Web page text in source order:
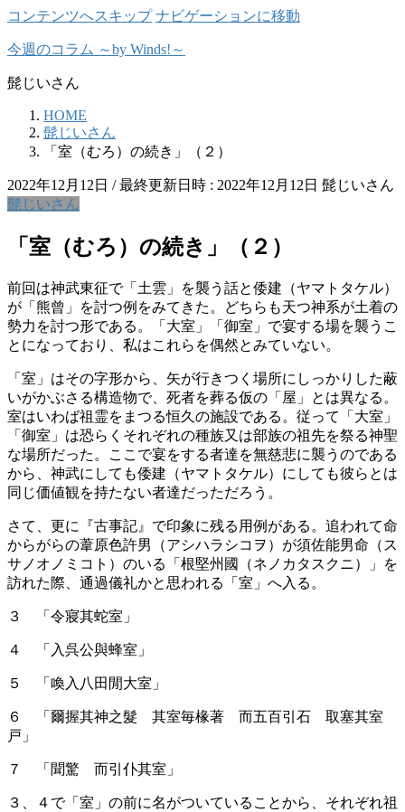
コンテンツへスキップ ナビゲーションに移動
今週のコラム ～by Winds!～
髭じいさん
HOME
髭じいさん
「室（むろ）の続き」（２）
2022年12月12日 / 最終更新日時 : 2022年12月12日 髭じいさん
髭じいさん
「室（むろ）の続き」（２）
前回は神武東征で「土雲」を襲う話と倭建（ヤマトタケル）
が「熊曾」を討つ例をみてきた。どちらも天つ神系が土着の
勢力を討つ形である。「大室」「御室」で宴する場を襲うこ
とになっており、私はこれらを偶然とみていない。
「室」はその字形から、矢が行きつく場所にしっかりした蔽
いがかぶさる構造物で、死者を葬る仮の「屋」とは異なる。
室はいわば祖霊をまつる恒久の施設である。従って「大室」
「御室」は恐らくそれぞれの種族又は部族の祖先を祭る神聖
な場所だった。ここで宴をする者達を無慈悲に襲うのである
から、神武にしても倭建（ヤマトタケル）にしても彼らとは
同じ価値観を持たない者達だっただろう。
さて、更に『古事記』で印象に残る用例がある。追われて命
からがらの葦原色許男（アシハラシコヲ）が須佐能男命（ス
サノオノミコト）のいる「根堅州國（ネノカタスクニ）」を
訪れた際、通過儀礼かと思われる「室」へ入る。
３ 「令寢其蛇室」
４ 「入呉公與蜂室」
５ 「喚入八田閒大室」
６ 「爾握其神之髮 其室毎椽著 而五百引石 取塞其室
戸」
７ 「聞驚 而引仆其室」
３、４で「室」の前に名がついていることから、それぞれ祖